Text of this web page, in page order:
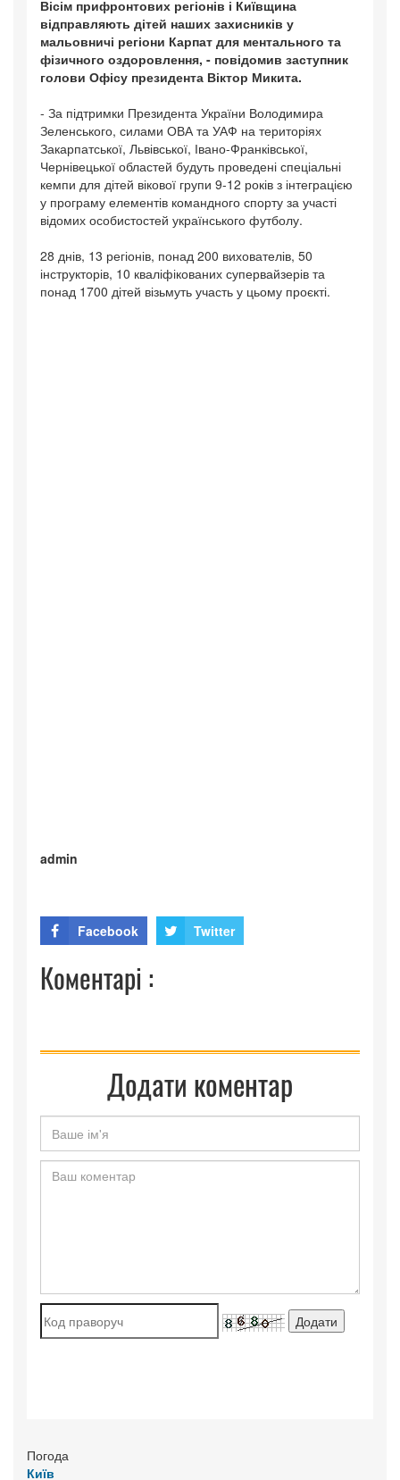
Вісім прифронтових регіонів і Київщина
відправляють дітей наших захисників у
мальовничі регіони Карпат для ментального та
фізичного оздоровлення, - повідомив заступник
голови Офісу президента Віктор Микита.
- За підтримки Президента України Володимира
Зеленського, силами ОВА та УАФ на територіях
Закарпатської, Львівської, Івано-Франківської,
Чернівецької областей будуть проведені спеціальні
кемпи для дітей вікової групи 9-12 років з інтеграцією
у програму елементів командного спорту за участі
відомих особистостей українського футболу.
28 днів, 13 регіонів, понад 200 вихователів, 50
інструкторів, 10 кваліфікованих супервайзерів та
понад 1700 дітей візьмуть участь у цьому проєкті.
admin
Facebook Twitter
Коментарі :
Додати коментар
Погода
Київ